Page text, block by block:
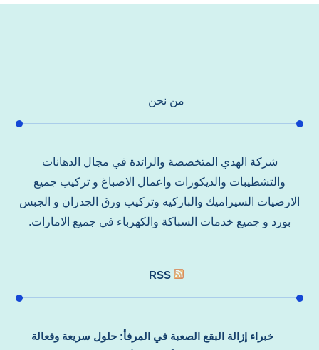
من نحن
شركة الهدي المتخصصة والرائدة في مجال الدهانات
والتشطيبات والديكورات واعمال الاصباغ و تركيب جميع
الارضيات السيراميك والباركيه وتركيب ورق الجدران و الجبس
بورد و جميع خدمات السباكة والكهرباء في جميع الامارات.
RSS
خبراء إزالة البقع الصعبة في المرفأ: حلول سريعة وفعالة